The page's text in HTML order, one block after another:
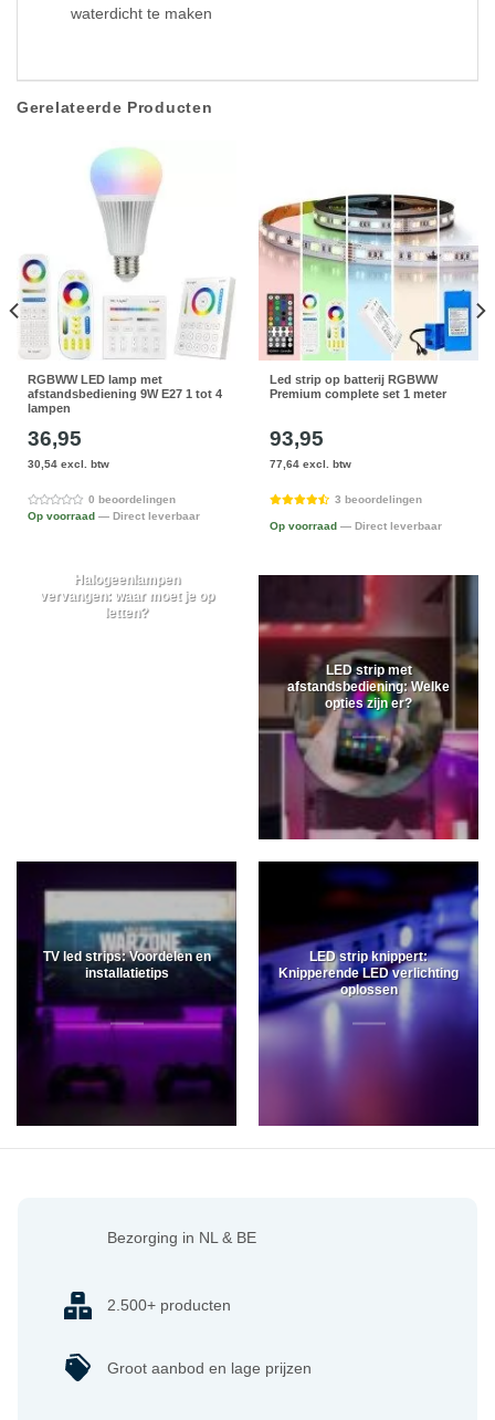
waterdicht te maken
Gerelateerde Producten
RGBWW LED lamp met
afstandsbediening 9W E27 1 tot 4
lampen
36,95
30,54 excl. btw
0 beoordelingen
Op voorraad — Direct leverbaar
Led strip op batterij RGBWW
Premium complete set 1 meter
93,95
77,64 excl. btw
3 beoordelingen
Op voorraad — Direct leverbaar
Halogeenlampen
vervangen: waar moet je op
letten?
LED strip met
afstandsbediening: Welke
opties zijn er?
TV led strips: Voordelen en
installatietips
LED strip knippert:
Knipperende LED verlichting
oplossen
Bezorging in NL & BE
2.500+ producten
Groot aanbod en lage prijzen